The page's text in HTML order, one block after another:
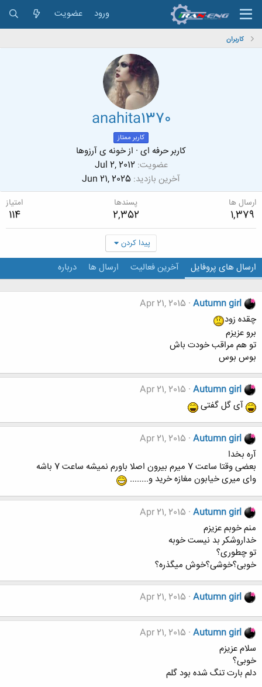
ورود عضویت
کاربران
anahita1370
کاربر ممتاز
کاربر حرفه ای · ازخونه ی آرزوها
عضویت Jul 2, 2012
آخرین بازدید Jun 21, 2025
ارسال ها
1,379
پسندها
2,352
امتیاز
114
پیدا کردن
ارسال های پروفایل آخرین فعالیت ارسال ها درباره
Autumn girl
Apr 21, 2015
چقده زود
برو عزیزم
تو هم مراقب خودت باش
بوس بوس
Autumn girl
Apr 21, 2015
آی گل گفتی
Autumn girl
Apr 21, 2015
آره بخدا
بعضی وقتا ساعت 7 میرم بیرون اصلا باورم نمیشه ساعت 7 باشه
وای میری خیابون مغازه خرید و........
Autumn girl
Apr 21, 2015
منم خوبم عزیزم
خداروشکر بد نیست خوبه
تو چطوری؟
خوبی؟خوشی؟خوش میگذره؟
Autumn girl
Apr 21, 2015
Autumn girl
Apr 21, 2015
سلام عزیزم
خوبی؟
دلم بارت تنگ شده بود گلم